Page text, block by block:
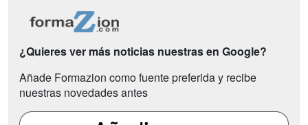
¿Quieres ver más noticias nuestras en Google?
Añade Formazion como fuente preferida y recibe
nuestras novedades antes